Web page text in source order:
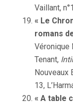
Vaillant,
« Le
romans
Véronique
Tenant,
Nouveaux
13,
« A table